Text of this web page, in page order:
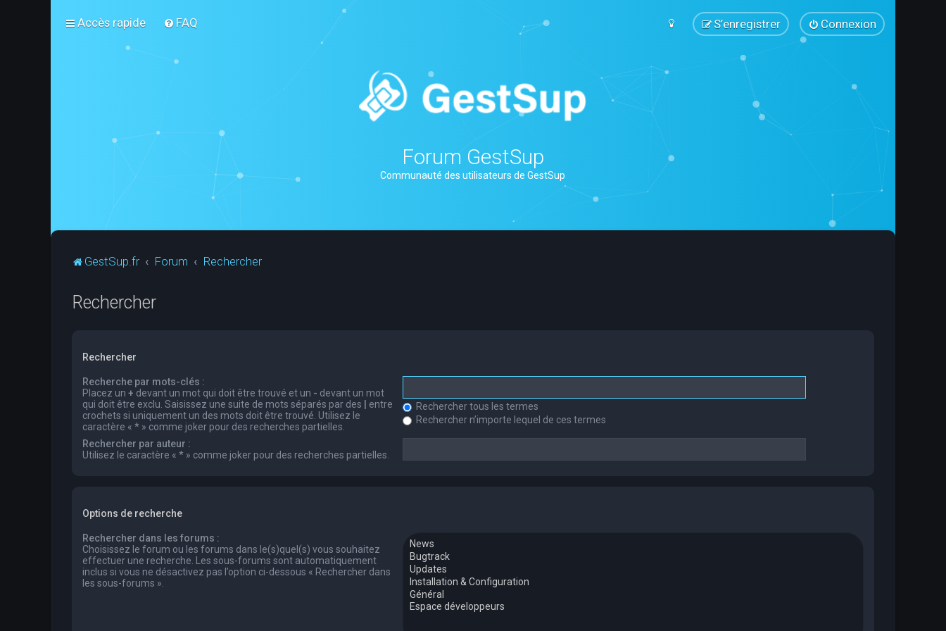
Accès rapide FAQ Connexion
S’enregistrer
Forum GestSup
Communauté des utilisateurs de GestSup
GestSup.fr Forum Rechercher
Rechercher
Rechercher
Recherche par mots-clés :
Placez un + devant un mot qui doit être trouvé et un - devant un mot
qui doit être exclu. Saisissez une suite de mots séparés par des
entre
crochets si uniquement un des mots doit être trouvé. Utilisez le
caractère « * » comme joker pour des recherches partielles.
Rechercher tous les termes
Rechercher n’importe lequel de ces termes
Rechercher par auteur :
Utilisez le caractère « * » comme joker pour des recherches partielles.
Options de recherche
Rechercher dans les forums :
Choisissez le forum ou les forums dans le(s)quel(s) vous souhaitez
effectuer une recherche. Les sous-forums sont automatiquement
inclus si vous ne désactivez pas l’option ci-dessous « Rechercher dans
les sous-forums ».